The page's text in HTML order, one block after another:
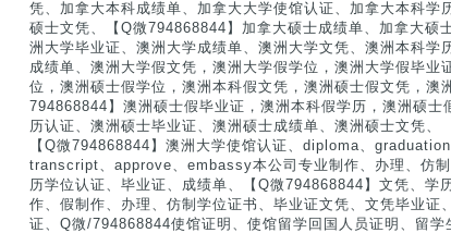
凭、加拿大本科成绩单、加拿大大学使馆认证、加拿大本科学
硕士文凭、【Q微794868844】加拿大硕士成绩单、加拿大硕
洲大学毕业证、澳洲大学成绩单、澳洲大学文凭、澳洲本科学
成绩单、澳洲大学假文凭，澳洲大学假学位，澳洲大学假毕业
位，澳洲硕士假学位，澳洲本科假文凭，澳洲硕士假文凭，澳
794868844】澳洲硕士假毕业证，澳洲本科假学历，澳洲硕士
历认证、澳洲硕士毕业证、澳洲硕士成绩单、澳洲硕士文凭、
【Q微794868844】澳洲大学使馆认证、diploma、
transcript、approve、embassy本公司专业制作、办理、仿
历学位认证、毕业证、成绩单、【Q微794868844】文凭、学
作、假制作、办理、仿制学位证书、毕业证文凭、文凭毕业证
证、Q微/794868844使馆证明、使馆留学回国人员证明、留